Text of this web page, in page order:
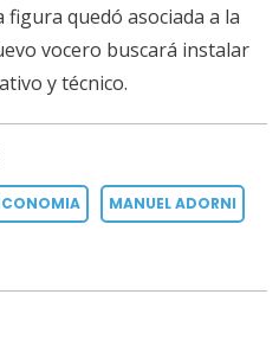
figura quedó asociada a la
vocero buscará instalar
y técnico.
MANUEL ADORNI